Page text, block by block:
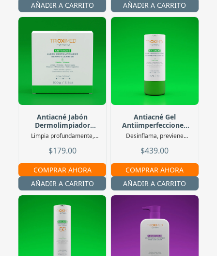
AÑADIR A CARRITO AÑADIR A CARRITO
Antiacné Jabón
Dermolimpiador
100G
Limpia profundamente,
$179.00
COMPRAR AHORA
AÑADIR A CARRITO
Antiacné Gel
Antiimperfecciones
30 G
Desinflama, previene
$439.00
COMPRAR AHORA
AÑADIR A CARRITO